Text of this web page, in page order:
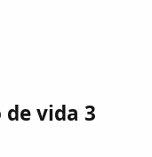
vida 3